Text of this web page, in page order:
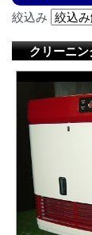
絞込み
クリーニ